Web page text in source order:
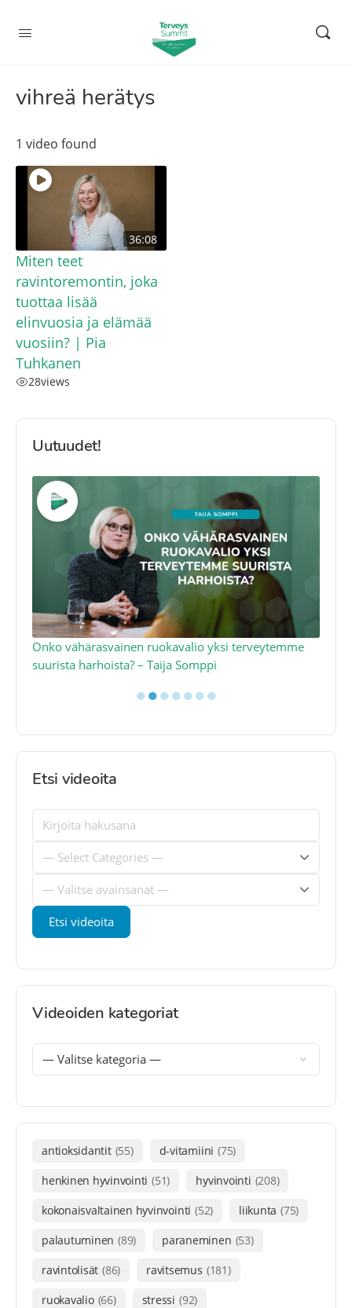
vihreä herätys
1 video found
36:08
Miten teet
ravintoremontin, joka
tuottaa lisää
elinvuosia ja elämää
vuosiin? | Pia
Tuhkanen
28views
Uutuudet!
Onko vähärasvainen ruokavalio yksi terveytemme
suurista harhoista? – Taija Somppi
●●●●●●●
Etsi videoita
Videoiden kategoriat
antioksidantit (55) d-vitamiini (75)
henkinen hyvinvointi (51) hyvinvointi (208)
kokonaisvaltainen hyvinvointi (52) liikunta (75)
palautuminen (89) paraneminen (53)
ravintolisät (86) ravitsemus (181)
ruokavalio (66) stressi (92)